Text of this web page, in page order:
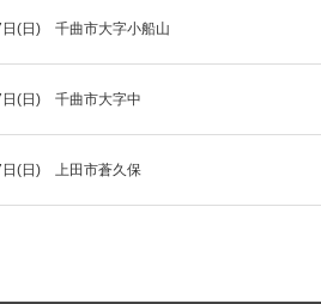
日(日) 千曲市大字小船山
日(日) 千曲市大字中
日(日) 上田市蒼久保